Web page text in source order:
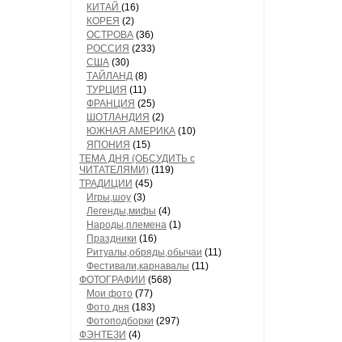
КИТАЙ (16)
КОРЕЯ (2)
ОСТРОВА (36)
РОССИЯ (233)
США (30)
ТАЙЛАНД (8)
ТУРЦИЯ (11)
ФРАНЦИЯ (25)
ШОТЛАНДИЯ (2)
ЮЖНАЯ АМЕРИКА (10)
ЯПОНИЯ (15)
ТЕМА ДНЯ (ОБСУДИТЬ с
ЧИТАТЕЛЯМИ) (119)
ТРАДИЦИИ (45)
Игры,шоу (3)
Легенды,мифы (4)
Народы,племена (1)
Праздники (16)
Ритуалы,обряды,обычаи (11)
Фестивали,карнавалы (11)
ФОТОГРАФИИ (568)
Мои фото (77)
Фото дня (183)
Фотоподборки (297)
ФЭНТЕЗИ (4)